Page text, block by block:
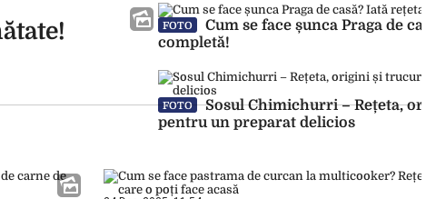
FOTO
Cum se face șunca Praga de
completă!
FOTO
Sosul Chimichurri – Rețeta,
pentru un preparat delicios